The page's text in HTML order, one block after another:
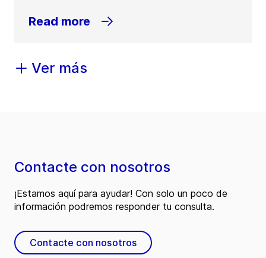
Read more
Ver más
Contacte con nosotros
¡Estamos aquí para ayudar! Con solo un poco de
información podremos responder tu consulta.
Contacte con nosotros